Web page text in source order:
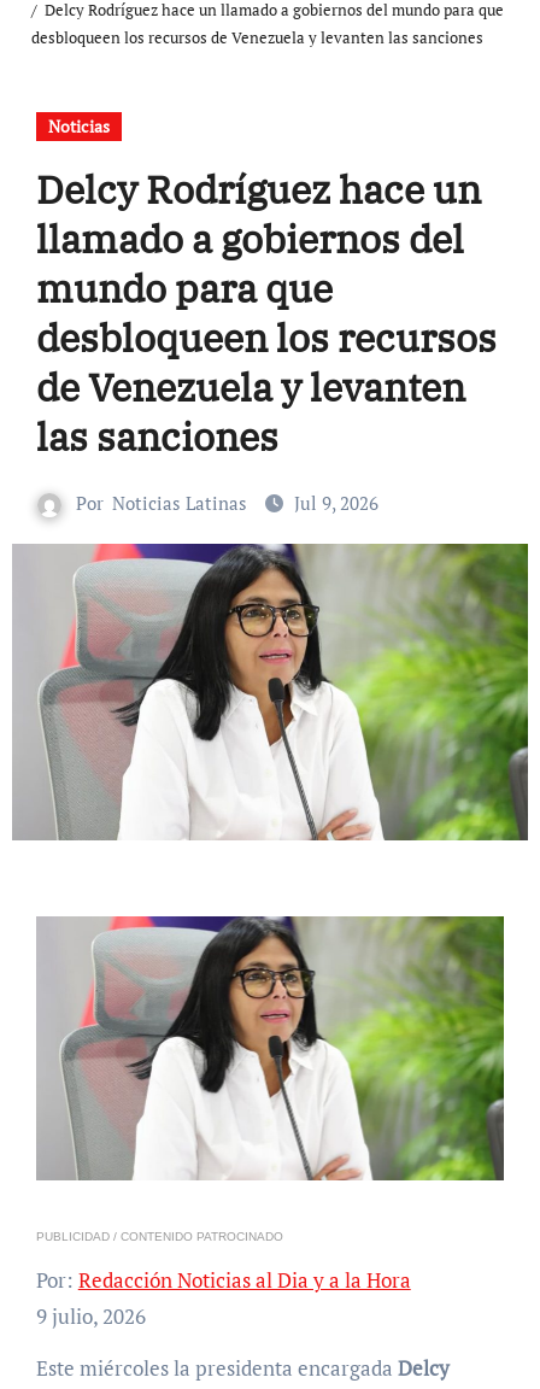
Delcy Rodríguez hace un llamado a gobiernos del mundo para que
desbloqueen los recursos de Venezuela y levanten las sanciones
Noticias
Delcy Rodríguez hace un
llamado a gobiernos del
mundo para que
desbloqueen los recursos
de Venezuela y levanten
las sanciones
Por Noticias Latinas Jul 9, 2026
PUBLICIDAD / CONTENIDO PATROCINADO
Por: Redacción Noticias al Dia y a la Hora
9 julio, 2026
Este miércoles la presidenta encargada Delcy